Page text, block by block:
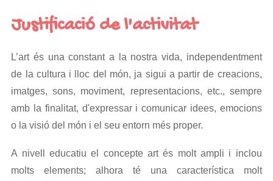
Justificació de l'activitat
L’art és una constant a la nostra vida, independentment
de la cultura i lloc del món, ja sigui a partir de creacions,
imatges, sons, moviment, representacions, etc., sempre
amb la finalitat, d'expressar i comunicar idees, emocions
o la visió del món i el seu entorn més proper.
A nivell educatiu el concepte art és molt ampli i inclou
molts elements; alhora té una característica molt